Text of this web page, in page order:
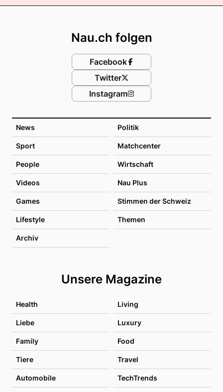
News Politik
Sport Matchcenter
People Wirtschaft
Videos Nau Plus
Games Stimmen der Schweiz
Lifestyle Themen
Archiv
Unsere Magazine
Health Living
Liebe Luxury
Family Food
Tiere Travel
Automobile TechTrends
Nau.ch folgen
Facebook
Twitter
Instagram